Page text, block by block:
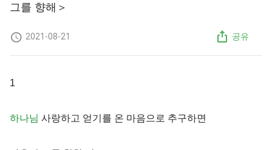
그를 향해＞
2021-08-21 공유
1
하나님 사랑하고 얻기를 온 마음으로 추구하면